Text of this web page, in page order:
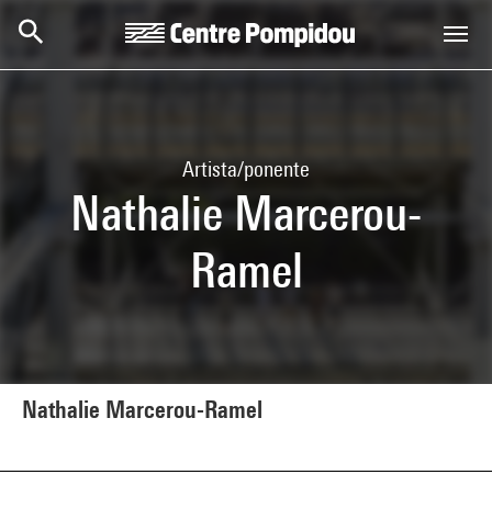
Artista/ponente
Nathalie Marcerou-
Ramel
Nathalie Marcerou-Ramel